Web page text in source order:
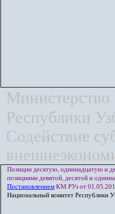
Министерство
Республики
Содействие
Позиции десятую, одиннадцатую и
позициями девятой, десятой и
Постановлением КМ РУз от
Национальный комитет Республики